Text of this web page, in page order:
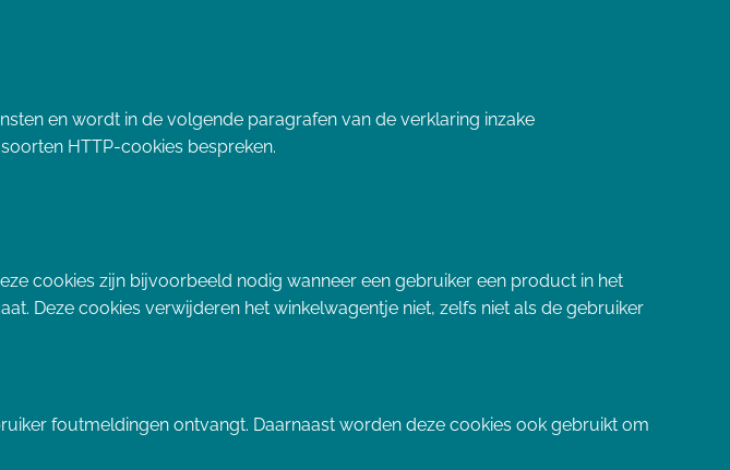
en wordt in de volgende paragrafen van de verklaring inzake
HTTP-cookies bespreken.
cookies zijn bijvoorbeeld nodig wanneer een gebruiker een product in het
Deze cookies verwijderen het winkelwagentje niet, zelfs niet als de gebruiker
foutmeldingen ontvangt. Daarnaast worden deze cookies ook gebruikt om